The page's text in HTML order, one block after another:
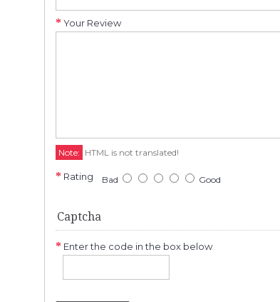
Your Review
Note: HTML is not translated!
Rating Bad Good
Captcha
Enter the code in the box below